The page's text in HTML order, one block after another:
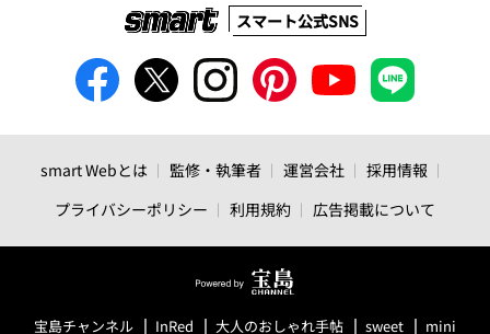
スマート公式SNS
smart Webとは 監修・執筆者 運営会社
採用情報
プライバシーポリシー
利用規約 広告掲載について
宝島チャンネル InRed 大人のおしゃれ手帖 sweet mini